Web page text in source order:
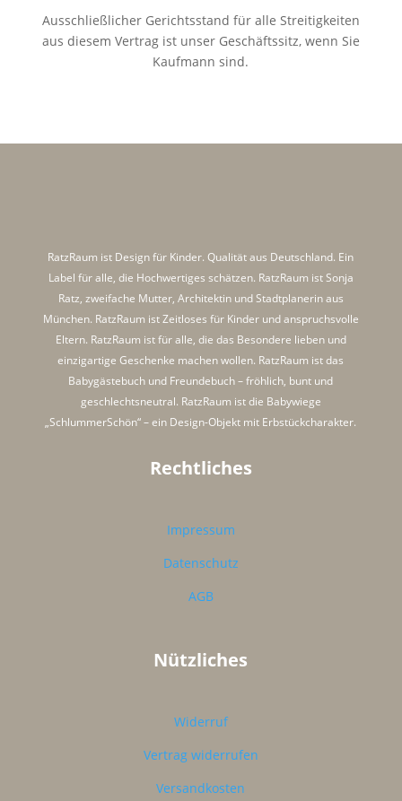
Ausschließlicher Gerichtsstand für alle Streitigkeiten
aus diesem Vertrag ist unser Geschäftssitz, wenn Sie
Kaufmann sind.
RatzRaum ist Design für Kinder. Qualität aus Deutschland. Ein
Label für alle, die Hochwertiges schätzen. RatzRaum ist Sonja
Ratz, zweifache Mutter, Architektin und Stadtplanerin aus
München. RatzRaum ist Zeitloses für Kinder und anspruchsvolle
Eltern. RatzRaum ist für alle, die das Besondere lieben und
einzigartige Geschenke machen wollen. RatzRaum ist das
Babygästebuch und Freundebuch – fröhlich, bunt und
geschlechtsneutral. RatzRaum ist die Babywiege
„SchlummerSchön“ – ein Design-Objekt mit Erbstückcharakter.
Rechtliches
Impressum
Datenschutz
AGB
Nützliches
Widerruf
Vertrag widerrufen
Versandkosten